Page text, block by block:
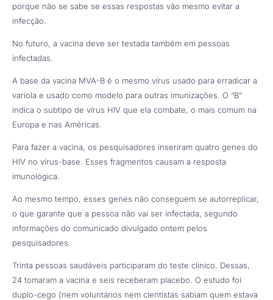
porque não se sabe se essas respostas vão mesmo evitar a
infecção.
No futuro, a vacina deve ser testada também em pessoas
infectadas.
A base da vacina MVA-B é o mesmo vírus usado para erradicar a
varíola e usado como modelo para outras imunizações. O “B”
indica o subtipo de vírus HIV que ela combate, o mais comum na
Europa e nas Américas.
Para fazer a vacina, os pesquisadores inseriram quatro genes do
HIV no vírus-base. Esses fragmentos causam a resposta
imunológica.
Ao mesmo tempo, esses genes não conseguem se autorreplicar,
o que garante que a pessoa não vai ser infectada, segundo
informações do comunicado divulgado ontem pelos
pesquisadores.
Trinta pessoas saudáveis participaram do teste clínico. Dessas,
24 tomaram a vacina e seis receberam placebo. O estudo foi
duplo-cego (nem voluntários nem cientistas sabiam quem estava